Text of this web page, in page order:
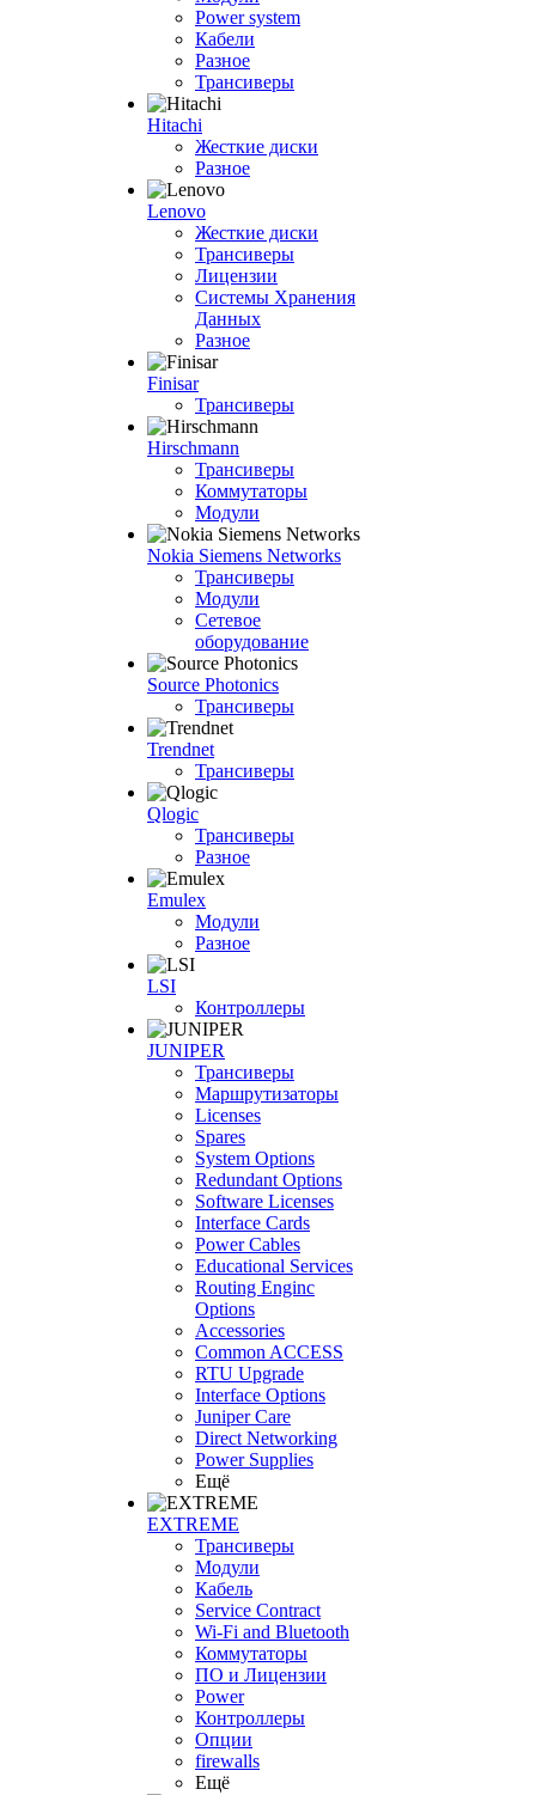
Power system
Кабели
Разное
Трансиверы
Hitachi
Жесткие диски
Разное
Lenovo
Жесткие диски
Трансиверы
Лицензии
Системы Хранения
Данных
Разное
Finisar
Трансиверы
Hirschmann
Трансиверы
Коммутаторы
Модули
Nokia Siemens Networks
Трансиверы
Модули
Сетевое
оборудование
Source Photonics
Трансиверы
Trendnet
Трансиверы
Qlogic
Трансиверы
Разное
Emulex
Модули
Разное
LSI
Контроллеры
JUNIPER
Трансиверы
Маршрутизаторы
Licenses
Spares
System Options
Redundant Options
Software Licenses
Interface Cards
Power Cables
Educational Services
Routing Enginc
Options
Accessories
Common ACCESS
RTU Upgrade
Interface Options
Juniper Care
Direct Networking
Power Supplies
Ещё
EXTREME
Трансиверы
Модули
Кабель
Service Contract
Wi-Fi and Bluetooth
Коммутаторы
ПО и Лицензии
Power
Контроллеры
Опции
firewalls
Ещё